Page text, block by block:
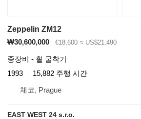
Zeppelin ZM12
₩30,600,000
€18,600 ≈ US$21,490
중장비 - 휠 굴착기
1993
15,882 주행 시간
체코, Prague
EAST WEST 24 s.r.o.